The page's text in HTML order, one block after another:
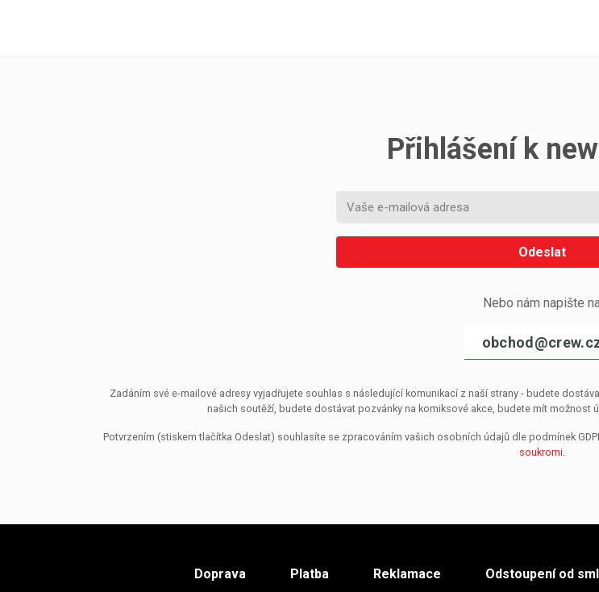
Přihlášení k
Odeslat
Nebo nám napište
Zadáním své e-mailové adresy vyjadřujete souhlas s následující komunikací z naší strany - budete
našich soutěží, budete dostávat pozvánky na komiksové akce, budete mít možnost
Potvrzením (stiskem tlačítka Odeslat) souhlasíte se zpracováním vašich osobních údajů dle podmínek
soukromi.
Doprava Platba Reklamace Odstoupení od